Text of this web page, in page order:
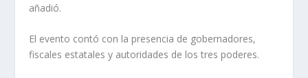
añadió.
El evento contó con la presencia de gobernadores,
fiscales estatales y autoridades de los tres poderes.